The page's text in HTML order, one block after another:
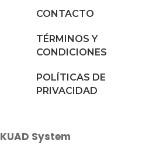
CONTACTO
TÉRMINOS Y
CONDICIONES
POLÍTICAS DE
PRIVACIDAD
KUAD System